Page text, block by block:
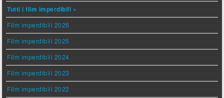
Tutti i film imperdibili »
Film imperdibili 2026
Film imperdibili 2025
Film imperdibili 2024
Film imperdibili 2023
Film imperdibili 2022